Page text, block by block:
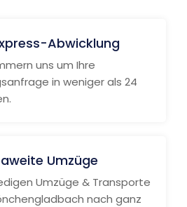
Abwicklung
uns um Ihre
in weniger als 24
Umzüge
Umzüge & Transporte
nach ganz